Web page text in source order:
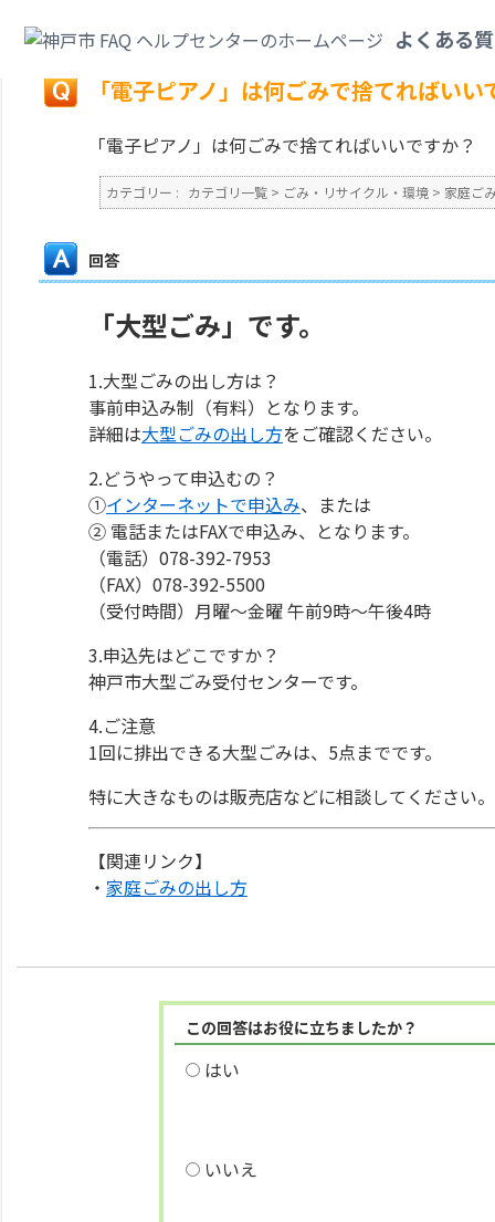
よくある
戻る
「電子ピアノ」は何ごみで捨てればいい
「電子ピアノ」は何ごみで捨てればいいですか？
カテゴリー : カテゴリ一覧 > ごみ・リサイクル・環境 > 家庭ご
回答
「大型ごみ」です。
1.大型ごみの出し方は？
事前申込み制（有料）となります。
詳細は大型ごみの出し方をご確認ください。
2.どうやって申込むの？
①インターネットで申込み、または
② 電話またはFAXで申込み、となります。
（電話）078-392-7953
（FAX）078-392-5500
（受付時間）月曜～金曜 午前9時～午後4時
3.申込先はどこですか？
神戸市大型ごみ受付センターです。
4.ご注意
1回に排出できる大型ごみは、5点までです。
特に大きなものは販売店などに相談してください。
【関連リンク】
・ 家庭ごみの出し方
この回答はお役に立ちましたか？
はい
いいえ